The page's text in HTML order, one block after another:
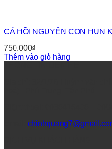
CÁ HỒI NGUYÊN CON HUN
750.000₫
Thêm vào giỏ hàng